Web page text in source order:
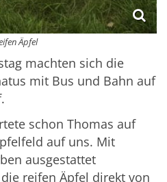
Äpfel
machten sich die
mit Bus und Bahn auf
schon Thomas auf
auf uns. Mit
ausgestattet
reifen Äpfel direkt von